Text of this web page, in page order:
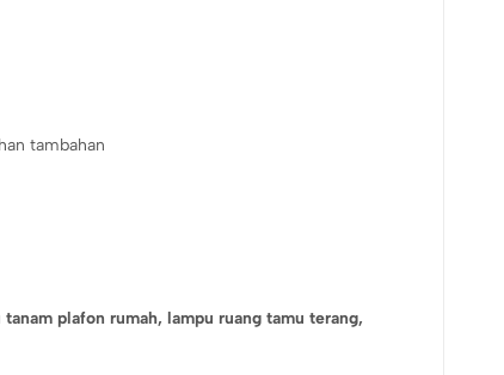
tambahan
tanam plafon rumah, lampu ruang tamu terang,